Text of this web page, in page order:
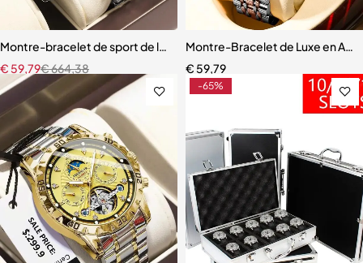
Montre-bracelet de sport de luxe pour homme, Reloj + boîte
€664,38
€ 59,79
Montre-Bracelet de Luxe en
€ 59,79
-65%